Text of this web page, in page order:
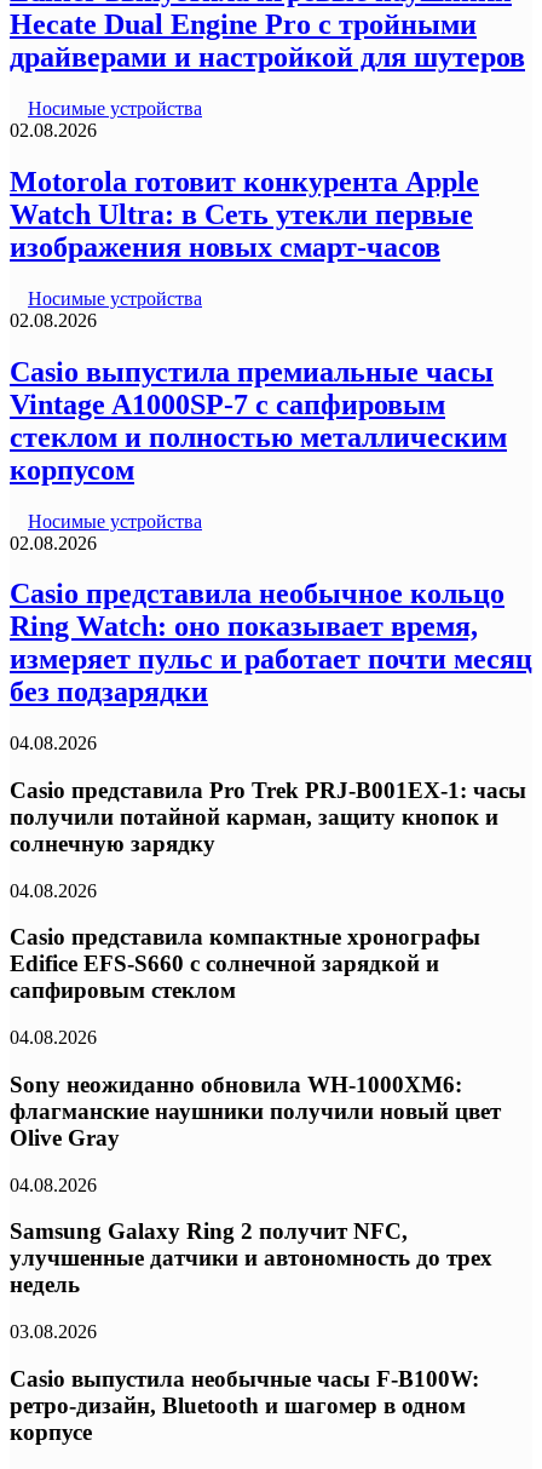
Hecate Dual Engine Pro с тройными
драйверами и настройкой для шутеров
Носимые устройства
02.08.2026
Motorola готовит конкурента Apple
Watch Ultra: в Сеть утекли первые
изображения новых смарт-часов
Носимые устройства
02.08.2026
Casio выпустила премиальные часы
Vintage A1000SP-7 с сапфировым
стеклом и полностью металлическим
корпусом
Носимые устройства
02.08.2026
Casio представила необычное кольцо
Ring Watch: оно показывает время,
измеряет пульс и работает почти месяц
без подзарядки
04.08.2026
Casio представила Pro Trek PRJ-B001EX-1: часы
получили потайной карман, защиту кнопок и
солнечную зарядку
04.08.2026
Casio представила компактные хронографы
Edifice EFS-S660 с солнечной зарядкой и
сапфировым стеклом
04.08.2026
Sony неожиданно обновила WH-1000XM6:
флагманские наушники получили новый цвет
Olive Gray
04.08.2026
Samsung Galaxy Ring 2 получит NFC,
улучшенные датчики и автономность до трех
недель
03.08.2026
Casio выпустила необычные часы F-B100W:
ретро-дизайн, Bluetooth и шагомер в одном
корпусе